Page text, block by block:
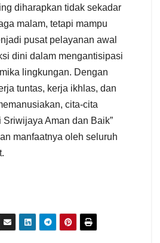
diharapkan tidak sekadar
malam, tetapi mampu
pusat pelayanan awal
dini dalam mengantisipasi
lingkungan. Dengan
tuntas, kerja ikhlas, dan
cita-cita
Sriwijaya Aman dan Baik”
manfaatnya oleh seluruh